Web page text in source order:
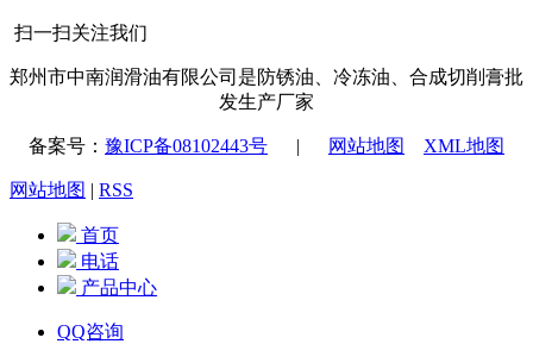
扫一扫关注我们
郑州市中南润滑油有限公司是防锈油、冷冻油、合成切削膏批
发生产厂家
备案号： 豫ICP备08102443号 | 网站地图 XML地图
网站地图 | RSS
首页
电话
产品中心
QQ咨询